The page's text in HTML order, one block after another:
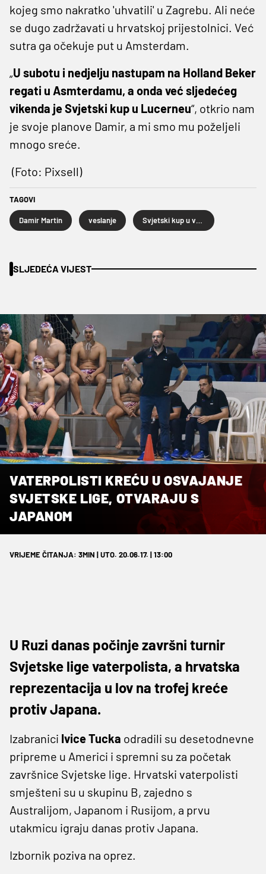
kojeg smo nakratko 'uhvatili' u Zagrebu. Ali neće
se dugo zadržavati u hrvatskoj prijestolnici. Već
sutra ga očekuje put u Amsterdam.
„U subotu i nedjelju nastupam na Holland Beker
regati u Asmterdamu, a onda već sljedećeg
vikenda je Svjetski kup u Lucerneu“, otkrio nam
je svoje planove Damir, a mi smo mu poželjeli
mnogo sreće.
(Foto: Pixsell)
TAGOVI
Damir Martin veslanje
SLJEDEĆA VIJEST
VATERPOLISTI KREĆU U OSVAJANJE
SVJETSKE LIGE, OTVARAJU S
JAPANOM
VRIJEME ČITANJA: 3MIN | UTO. 20.06.17. | 13:00
U Ruzi danas počinje završni turnir
Svjetske lige vaterpolista, a hrvatska
reprezentacija u lov na trofej kreće
protiv Japana.
Izabranici Ivice Tucka odradili su desetodnevne
pripreme u Americi i spremni su za početak
završnice Svjetske lige. Hrvatski vaterpolisti
smješteni su u skupinu B, zajedno s
Australijom, Japanom i Rusijom, a prvu
utakmicu igraju danas protiv Japana.
Izbornik poziva na oprez.